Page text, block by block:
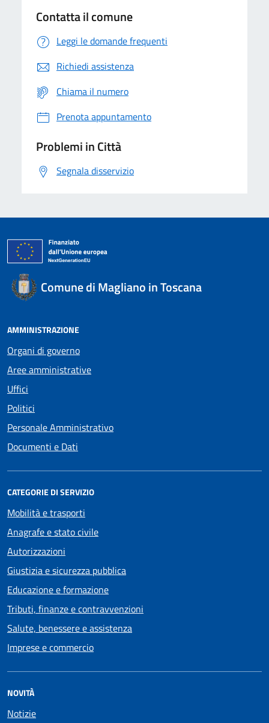
Contatta il comune
Leggi le domande frequenti
Richiedi assistenza
Chiama il numero
Prenota appuntamento
Problemi in Città
Segnala disservizio
Comune di Magliano in Toscana
AMMINISTRAZIONE
Organi di governo
Aree amministrative
Uffici
Politici
Personale Amministrativo
Documenti e Dati
CATEGORIE DI SERVIZIO
Mobilità e trasporti
Anagrafe e stato civile
Autorizzazioni
Giustizia e sicurezza pubblica
Educazione e formazione
Tributi, finanze e contravvenzioni
Salute, benessere e assistenza
Imprese e commercio
NOVITÀ
Notizie